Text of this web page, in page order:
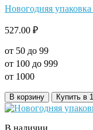
Новогодняя
527.00 ₽
от 50 до 99
от 100 до 999
от 1000
В корзину Купить в